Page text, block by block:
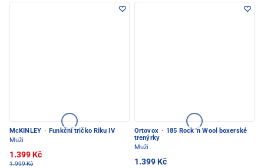
McKINLEY · Funkční tričko Riku IV
Muži
1.399 Kč
1.999 Kč
Ortovox · 185 Rock 'n Wool boxerské
trenýrky
Muži
1.399 Kč